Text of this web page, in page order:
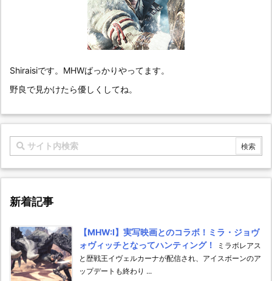
Shiraisiです。MHWばっかりやってます。
野良で見かけたら優しくしてね。
新着記事
【MHW:I】実写映画とのコラボ！ミラ・ジョヴ
ォヴィッチとなってハンティング！
ミラボレアス
と歴戦王イヴェルカーナが配信され、アイスボーンのア
ップデートも終わり ...